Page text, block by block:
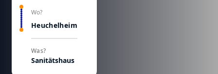
Wo?
Heuchelheim
Was?
Sanitätshaus